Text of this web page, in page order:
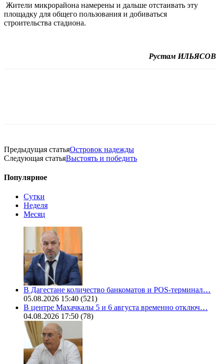
Жители микрорайона намерены и дальше отстаивать эту
площадку для общего пользования и добиваться
строительства стадиона.
Рустам ИЛЬЯСОВ
Предыдущая статьяОстровок надежды
Следующая статьяВыстоять и победить
Популярное
Сутки
Неделя
Месяц
В Дагестане количество банкоматов и POS-терминал…
05.08.2026 15:40 (521)
В центре Махачкалы 5 и 6 августа временно отключ…
04.08.2026 17:50 (78)